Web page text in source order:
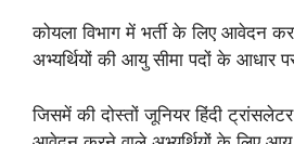
कोयला विभाग में भर्ती के लिए आवेदन
अभ्यर्थियों की आयु सीमा पदों के आधार
जिसमें की दोस्तों जूनियर हिंदी